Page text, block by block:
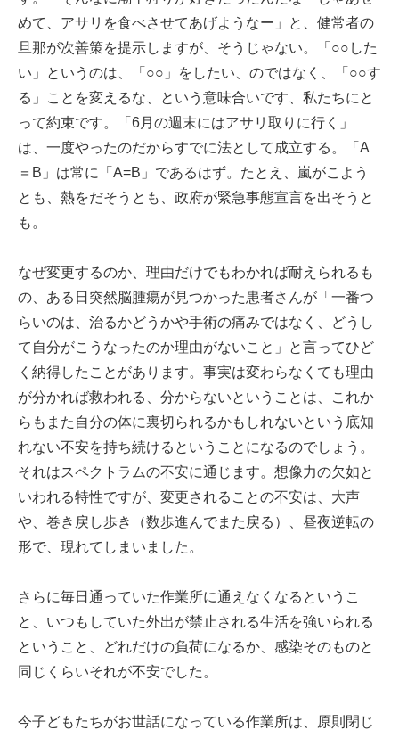
めて、アサリを食べさせてあげようなー」と、健常者の
旦那が次善策を提示しますが、そうじゃない。「○○した
い」というのは、「○○」をしたい、のではなく、「○○す
る」ことを変えるな、という意味合いです、私たちにと
って約束です。「6月の週末にはアサリ取りに行く」
は、一度やったのだからすでに法として成立する。「A
＝B」は常に「A=B」であるはず。たとえ、嵐がこよう
とも、熱をだそうとも、政府が緊急事態宣言を出そうと
も。
なぜ変更するのか、理由だけでもわかれば耐えられるも
の、ある日突然脳腫瘍が見つかった患者さんが「一番つ
らいのは、治るかどうかや手術の痛みではなく、どうし
て自分がこうなったのか理由がないこと」と言ってひど
く納得したことがあります。事実は変わらなくても理由
が分かれば救われる、分からないということは、これか
らもまた自分の体に裏切られるかもしれないという底知
れない不安を持ち続けるということになるのでしょう。
それはスペクトラムの不安に通じます。想像力の欠如と
いわれる特性ですが、変更されることの不安は、大声
や、巻き戻し歩き（数歩進んでまた戻る）、昼夜逆転の
形で、現れてしまいました。
さらに毎日通っていた作業所に通えなくなるというこ
と、いつもしていた外出が禁止される生活を強いられる
ということ、どれだけの負荷になるか、感染そのものと
同じくらいそれが不安でした。
今子どもたちがお世話になっている作業所は、原則閉じ